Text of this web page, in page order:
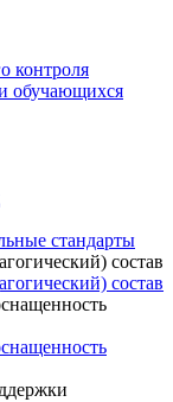
контроля
обучающихся
стандарты
состав
состав